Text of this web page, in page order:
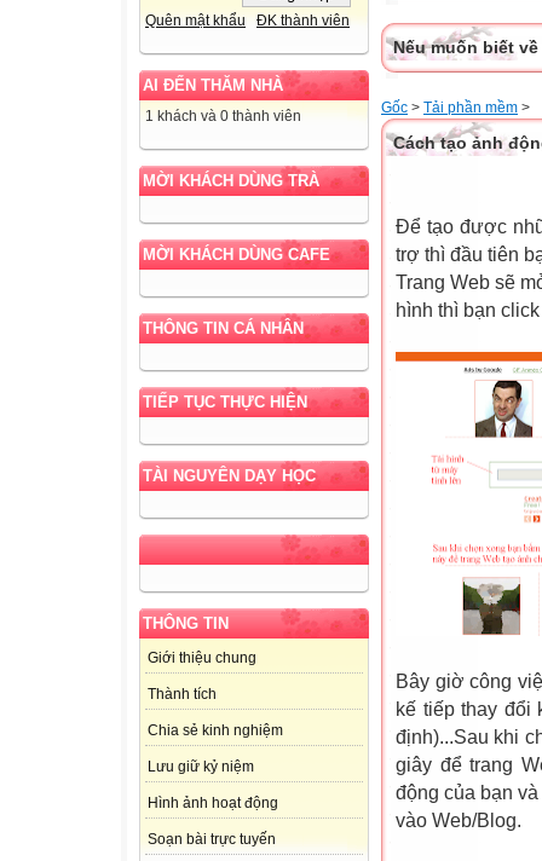
Quên mật khẩu ĐK thành viên
AI ĐẾN THĂM NHÀ
1 khách và 0 thành viên
MỜI KHÁCH DÙNG TRÀ
MỜI KHÁCH DÙNG CAFE
THÔNG TIN CÁ NHÂN
TIẾP TỤC THỰC HIỆN
TÀI NGUYÊN DẠY HỌC
THÔNG TIN
Giới thiệu chung
Thành tích
Chia sẻ kinh nghiệm
Lưu giữ kỷ niệm
Hình ảnh hoạt động
Soạn bài trực tuyến
Nếu muốn biết
Gốc > Tải phần mềm >
Cách tạo ảnh
Để tạo được
trợ thì đầu tiên
Trang Web sẽ
hình thì bạn
Bây giờ công
kế tiếp thay đổi
định)...Sau khi
giây để trang
động của bạn
vào Web/Blog.